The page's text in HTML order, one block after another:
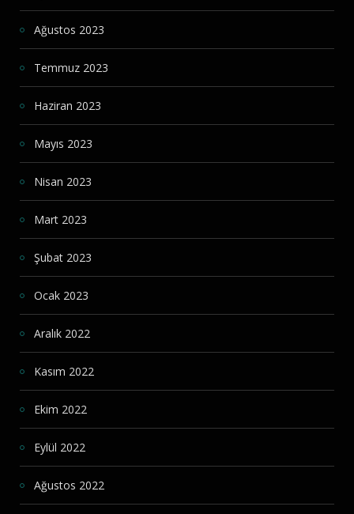
Ağustos 2023
Temmuz 2023
Haziran 2023
Mayıs 2023
Nisan 2023
Mart 2023
Şubat 2023
Ocak 2023
Aralık 2022
Kasım 2022
Ekim 2022
Eylül 2022
Ağustos 2022